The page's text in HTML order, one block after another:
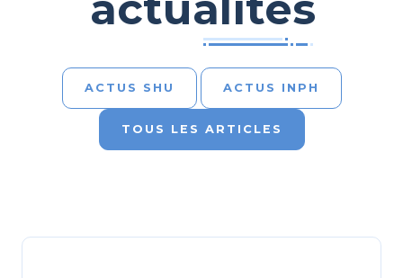
ACTUS SHU ACTUS INPH
TOUS LES ARTICLES